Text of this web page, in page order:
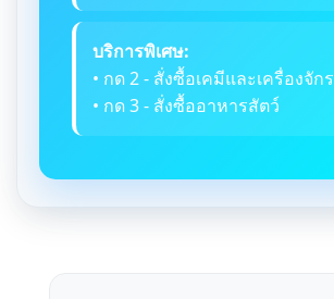
บริการพิเศษ:
• กด 2 - สั่งซื้อเคมีและเครื่องจักร
• กด 3 - สั่งซื้ออาหารสัตว์